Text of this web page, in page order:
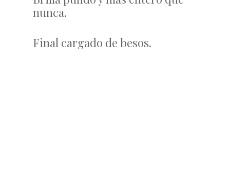
nunca.
Final cargado de besos.